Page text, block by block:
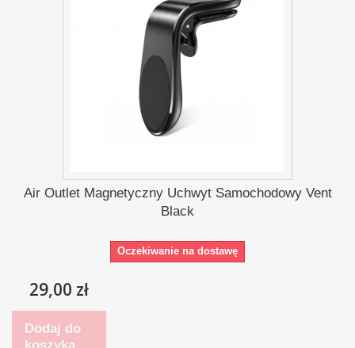
Air Outlet Magnetyczny Uchwyt Samochodowy Vent
Black
Oczekiwanie na dostawę
29,00 zł
Dodaj do